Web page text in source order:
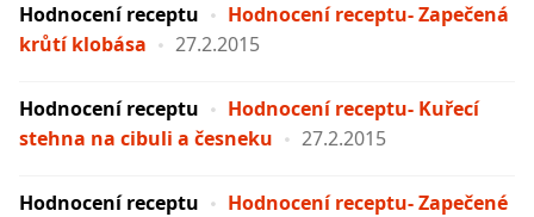
Hodnocení receptu
Hodnocení receptu- Zapečená
krůtí klobása
27.2.2015
Hodnocení receptu
Hodnocení receptu- Kuřecí
stehna na cibuli a česneku
27.2.2015
Hodnocení receptu
Hodnocení receptu- Zapečené